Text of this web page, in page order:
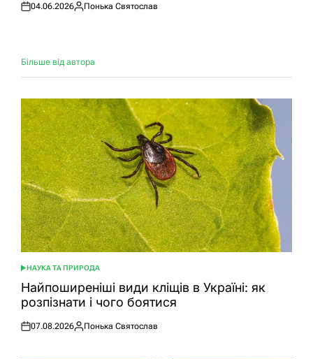
Оприлюднено
04.06.2026
Опубліковано
Понька Святослав
Більше від автора
ОПУБЛІКУВАТИ
У
НАУКА ТА ПРИРОДА
Найпоширеніші види кліщів в Україні: як
розпізнати і чого боятися
Оприлюднено
07.08.2026
Опубліковано
Понька Святослав